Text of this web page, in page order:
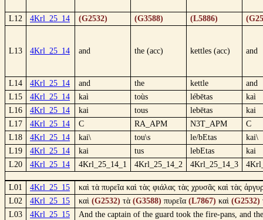
L12 4Krl_25_14 (G2532) (G3588) (L5886)
L13 4Krl_25_14 and the (acc) kettles (acc) and
L14 4Krl_25_14 and the kettle
and
L15
4Krl_25_14 kaì toùs lébētas
kaì
L16
4Krl_25_14 kai tous lebētas
kai
L17
4Krl_25_14 C RA_APM N3T_APM
C
L18
4Krl_25_14 kai\ tou\s le/bEtas
kai\
L19
4Krl_25_14 kai tus lebEtas
kai
L20
4Krl_25_14 4Krl_25_14_1 4Krl_25_14_2 4Krl_25_14_3
L01 4Krl_25_15
καὶ τὰ πυρεῖα καὶ τὰς φιάλας τὰς χρυσᾶς καὶ τὰς
L02
4Krl_25_15 καὶ (G2532) τὰ (G3588) πυρεῖα (L7867) καὶ (G2532)
L03
4Krl_25_15
And the captain of the guard took the fire-pans, and